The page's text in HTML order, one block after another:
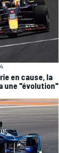
en cause, la
une "évolution"